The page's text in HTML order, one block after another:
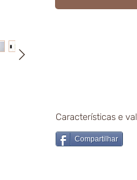
Características e
Compartilhar